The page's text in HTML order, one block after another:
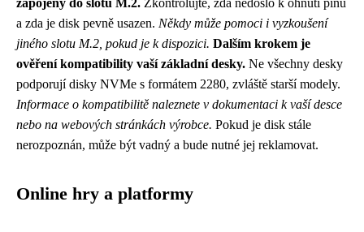
zapojený do slotu M.2. Zkontrolujte, zda nedošlo k ohnutí pinů
a zda je disk pevně usazen. Někdy může pomoci i vyzkoušení
jiného slotu M.2, pokud je k dispozici. Dalším krokem je
ověření kompatibility vaší základní desky. Ne všechny desky
podporují disky NVMe s formátem 2280, zvláště starší modely.
Informace o kompatibilitě naleznete v dokumentaci k vaší desce
nebo na webových stránkách výrobce. Pokud je disk stále
nerozpoznán, může být vadný a bude nutné jej reklamovat.
Online hry a platformy